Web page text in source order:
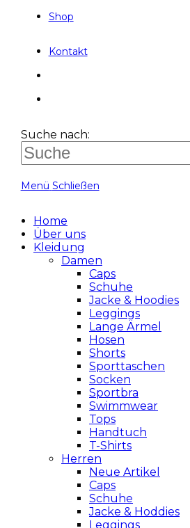
Shop
Kontakt
Suche nach:
Menü Schließen
Home
Über uns
Kleidung
Damen
Caps
Schuhe
Jacke & Hoodies
Leggings
Lange Ärmel
Hosen
Shorts
Sporttaschen
Socken
Sportbra
Swimmwear
Tops
Handtuch
T-Shirts
Herren
Neue Artikel
Caps
Schuhe
Jacke & Hoddies
Leggings